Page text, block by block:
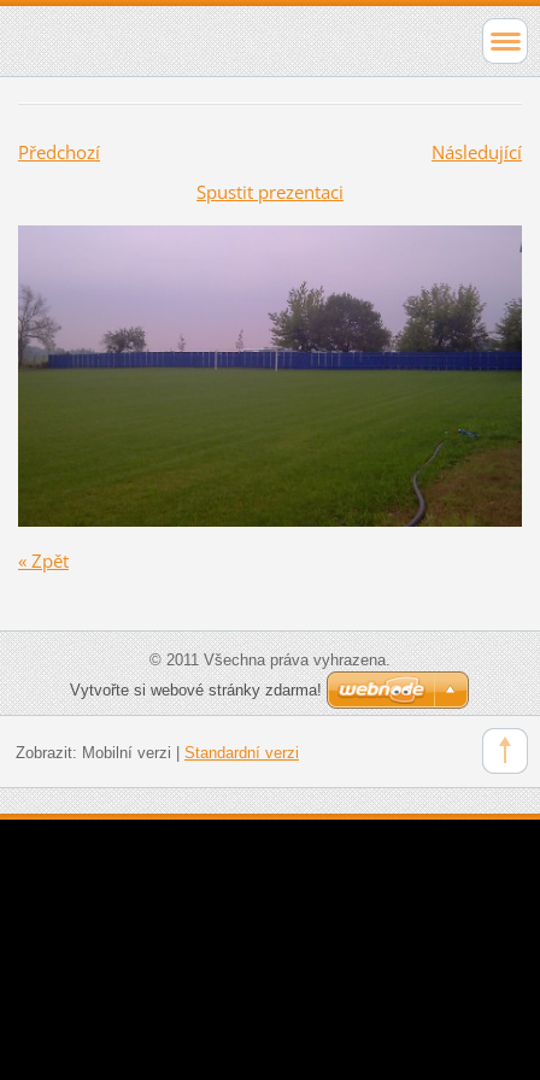
Předchozí
Následující
Spustit prezentaci
« Zpět
© 2011 Všechna práva vyhrazena.
Vytvořte si webové stránky zdarma!
Zobrazit: Mobilní verzi Standardní verzi